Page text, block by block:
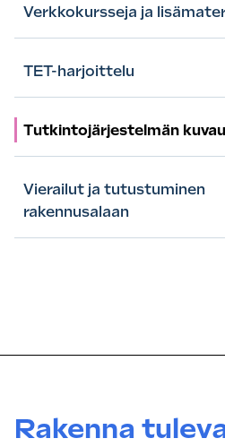
Verkkokursseja ja
TET-harjoittelu
Tutkintojärjestelmän
Vierailut ja tutustuminen
rakennusalaan
Rakenna